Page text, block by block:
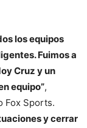
los equipos
Fuimos a
Cruz y un
equipo”,
Fox Sports.
y cerrar